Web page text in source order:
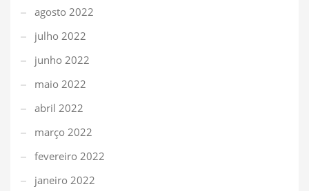
agosto 2022
julho 2022
junho 2022
maio 2022
abril 2022
março 2022
fevereiro 2022
janeiro 2022